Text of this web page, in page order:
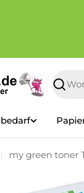
Suchen
my green toner